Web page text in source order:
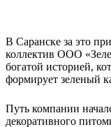
В Саранске за это
коллектив ООО
богатой историей,
формирует зеленый
Путь компании
декоративного